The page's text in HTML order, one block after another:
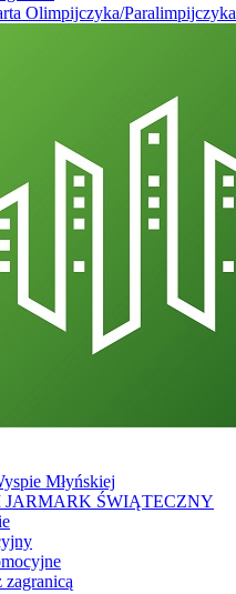
Olimpijczyka/Paralimpijczyka
Młyńskiej
JARMARK ŚWIĄTECZNY
zagranicą